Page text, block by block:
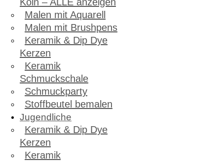
Malen mit Aquarell
Malen mit Brushpens
Keramik & Dip Dye
Kerzen
Keramik
Schmuckschale
Schmuckparty
Stoffbeutel bemalen
Jugendliche
Keramik & Dip Dye
Kerzen
Keramik